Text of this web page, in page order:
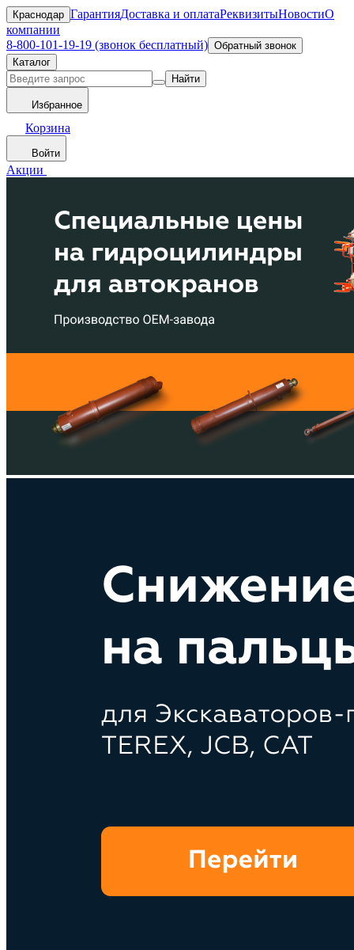
Краснодар ГарантияДоставка и оплатаРеквизитыНовостиО
компании
8-800-101-19-19 (звонок бесплатный) Обратный звонок
Каталог
Найти
Избранное
Корзина
Войти
Акции